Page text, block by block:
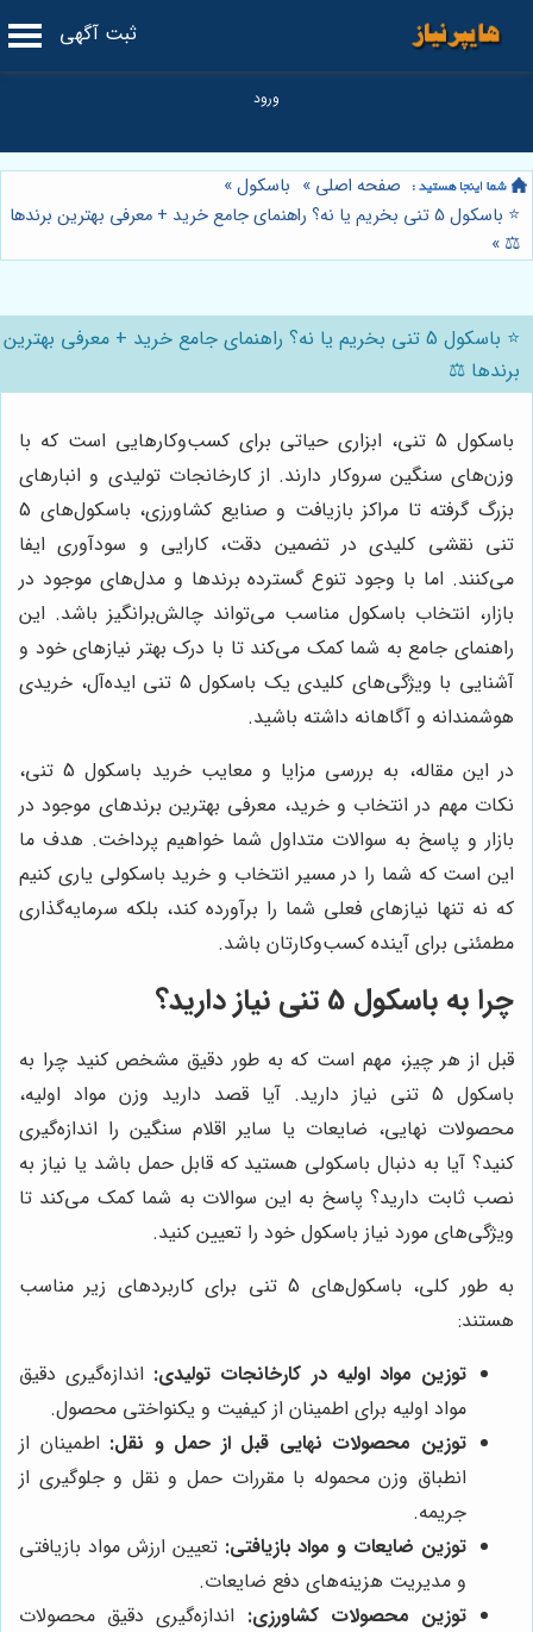
ثبت آگهی
صفحه اصلی » باسکول»
⭐️ باسکول 5 تنی بخریم یا نه؟ راهنمای جامع خرید + معرفی بهترین برندها
⚖️
»
⭐️ باسکول 5 تنی بخریم یا نه؟ راهنمای جامع خرید + معرفی بهترین
برندها ⚖️
باسکول 5 تنی، ابزاری حیاتی برای کسب‌وکارهایی است که با
وزن‌های سنگین سروکار دارند. از کارخانجات تولیدی و انبارهای
بزرگ گرفته تا مراکز بازیافت و صنایع کشاورزی، باسکول‌های 5
تنی نقشی کلیدی در تضمین دقت، کارایی و سودآوری ایفا
می‌کنند. اما با وجود تنوع گسترده برندها و مدل‌های موجود در
بازار، انتخاب باسکول مناسب می‌تواند چالش‌برانگیز باشد. این
راهنمای جامع به شما کمک می‌کند تا با درک بهتر نیازهای خود و
آشنایی با ویژگی‌های کلیدی یک باسکول 5 تنی ایده‌آل، خریدی
هوشمندانه و آگاهانه داشته باشید.
در این مقاله، به بررسی مزایا و معایب خرید باسکول 5 تنی،
نکات مهم در انتخاب و خرید، معرفی بهترین برندهای موجود در
بازار و پاسخ به سوالات متداول شما خواهیم پرداخت. هدف ما
این است که شما را در مسیر انتخاب و خرید باسکولی یاری کنیم
که نه تنها نیازهای فعلی شما را برآورده کند، بلکه سرمایه‌گذاری
مطمئنی برای آینده کسب‌وکارتان باشد.
چرا به باسکول 5 تنی نیاز دارید؟
قبل از هر چیز، مهم است که به طور دقیق مشخص کنید چرا به
باسکول 5 تنی نیاز دارید. آیا قصد دارید وزن مواد اولیه،
محصولات نهایی، ضایعات یا سایر اقلام سنگین را اندازه‌گیری
کنید؟ آیا به دنبال باسکولی هستید که قابل حمل باشد یا نیاز به
نصب ثابت دارید؟ پاسخ به این سوالات به شما کمک می‌کند تا
ویژگی‌های مورد نیاز باسکول خود را تعیین کنید.
به طور کلی، باسکول‌های 5 تنی برای کاربردهای زیر مناسب
هستند:
توزین مواد اولیه در کارخانجات تولیدی: اندازه‌گیری دقیق
مواد اولیه برای اطمینان از کیفیت و یکنواختی محصول.
توزین محصولات نهایی قبل از حمل و نقل: اطمینان از
انطباق وزن محموله با مقررات حمل و نقل و جلوگیری از
جریمه.
توزین ضایعات و مواد بازیافتی: تعیین ارزش مواد بازیافتی
و مدیریت هزینه‌های دفع ضایعات.
توزین محصولات کشاورزی: اندازه‌گیری دقیق محصولات